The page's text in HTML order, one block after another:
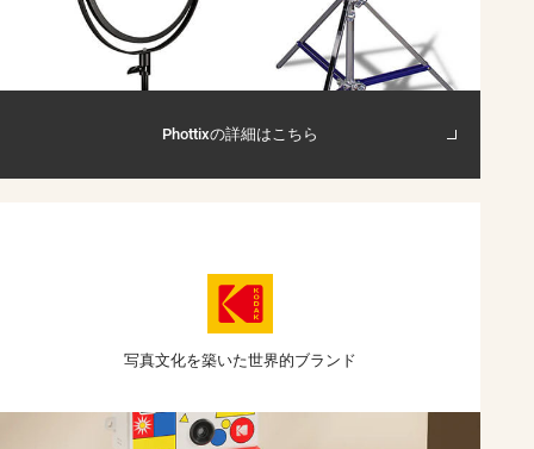
Phottixの詳細はこちら
写真文化を築いた世界的ブランド